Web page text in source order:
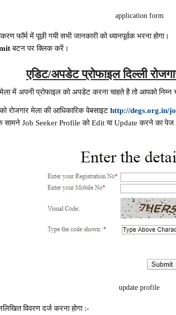
application form
फॉर्म में पूछी गयी सभी जानकारी को ध्यानपूर्वक भरना होगा।
बटन पर क्लिक करें।
एडिट/अपडेट प्रोफाइल दिल्ली
में अपनी प्रोफाइल को अपडेट करना चाहते है तो आपको निम्न
रोजगार मेला की आधिकारिक वेबसाइट http://degs.org.in/
Job Seeker Profile को Edit या Update करने का पेज
update profile
विवरण दर्ज करना होगा :-